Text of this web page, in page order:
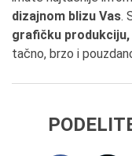
dizajnom blizu Vas.
grafičku produkciju,
tačno, brzo i